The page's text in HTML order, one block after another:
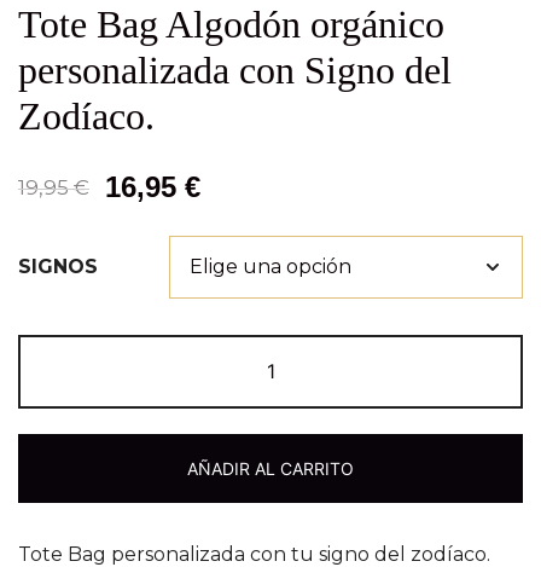
Tote Bag Algodón orgánico
personalizada con Signo del
Zodíaco.
19,95€ 16,95 €
SIGNOS
AÑADIR AL CARRITO
Tote Bag personalizada con tu signo del zodíaco.